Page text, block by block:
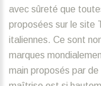
avec sûreté que
proposées sur le site
italiennes. Ce sont
marques
main proposés par